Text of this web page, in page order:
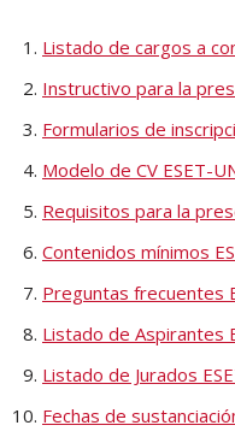
Listado de cargos a
Instructivo para la
Formularios de
Modelo de CV ESET-
Requisitos para la
Contenidos mínimos
Preguntas frecuentes
Listado de Aspirantes
Listado de Jurados
Fechas de